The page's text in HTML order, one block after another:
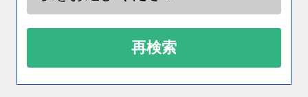
再検索